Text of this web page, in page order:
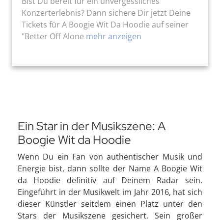
Konzerterlebnis? Dann sichere Dir jetzt Deine
Tickets für A Boogie Wit Da Hoodie auf seiner
"Better Off Alone mehr anzeigen
Ein Star in der Musikszene: A
Boogie Wit da Hoodie
Wenn Du ein Fan von authentischer Musik und
Energie bist, dann sollte der Name A Boogie Wit
da Hoodie definitiv auf Deinem Radar sein.
Eingeführt in der Musikwelt im Jahr 2016, hat sich
dieser Künstler seitdem einen Platz unter den
Stars der Musikszene gesichert. Sein großer